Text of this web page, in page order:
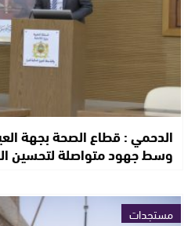
الدحمي : قطاع الصحة بجهة
وسط جهود متواصلة لتحسين
مستجدات